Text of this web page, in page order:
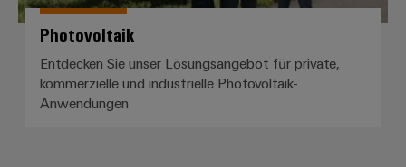
Photovoltaik
Entdecken Sie unser Lösungsangebot für private,
kommerzielle und industrielle Photovoltaik-
Anwendungen